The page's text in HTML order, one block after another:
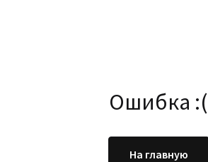
Ошибка :(
На главную